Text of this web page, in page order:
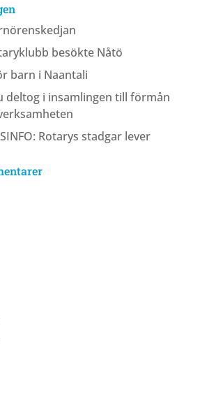
besökte Nåtö
barn i Naantali
deltog i insamlingen till förmån
Rotarys stadgar lever